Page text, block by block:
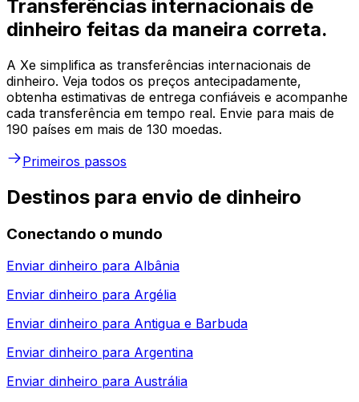
Transferências internacionais de
dinheiro feitas da maneira correta.
A Xe simplifica as transferências internacionais de
dinheiro. Veja todos os preços antecipadamente,
obtenha estimativas de entrega confiáveis e acompanhe
cada transferência em tempo real. Envie para mais de
190 países em mais de 130 moedas.
Primeiros passos
Destinos para envio de dinheiro
Conectando o mundo
Enviar dinheiro para Albânia
Enviar dinheiro para Argélia
Enviar dinheiro para Antigua e Barbuda
Enviar dinheiro para Argentina
Enviar dinheiro para Austrália